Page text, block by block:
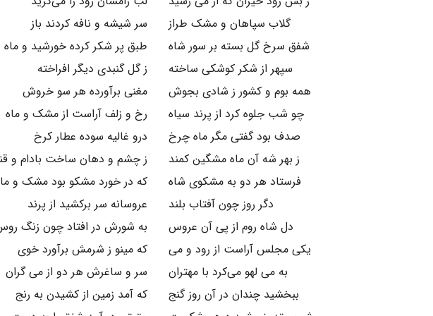
گلاب سپاهان و مشک طراز
سر شیشه و نافه کردند باز
شفق سرخ گل بسته بر سور شاه
طبق پر شکر کرده خورشید و ماه
سپهر از شکر کوشکی ساخته
ز گل گنبدی دیگر افراخته
همه بوم و کشور ز شادی بجوش
مغنی برآورده هر سو خروش
چو شب جلوه کرد از پرند سیاه
رخ و زلف آراست از مشک و ماه
صدف بود گفتی مگر ماه چرخ
درو غالیه سوده عطار کرخ
ز بهر شه آن ماه مشگین کمند
ز چشم و دهان ساخت بادام و
فرستاد هر دو به مشکوی شاه
که در خورد مشکو بود مشک و
دگر روز چون آفتاب بلند
عروسانه سر برکشید از پرند
دل شاه روم از پی آن عروس
به شورش در افتاد چون زنگ
یکی مجلس آراست از رود و می
که مینو ز شرمش برآورد خوی
به می لهو می‌کرد با مهتران
سر و ساغرش هر دو از می گران
ببخشید چندان در آن روز گنج
که آمد زمین از کشیدن به رنج